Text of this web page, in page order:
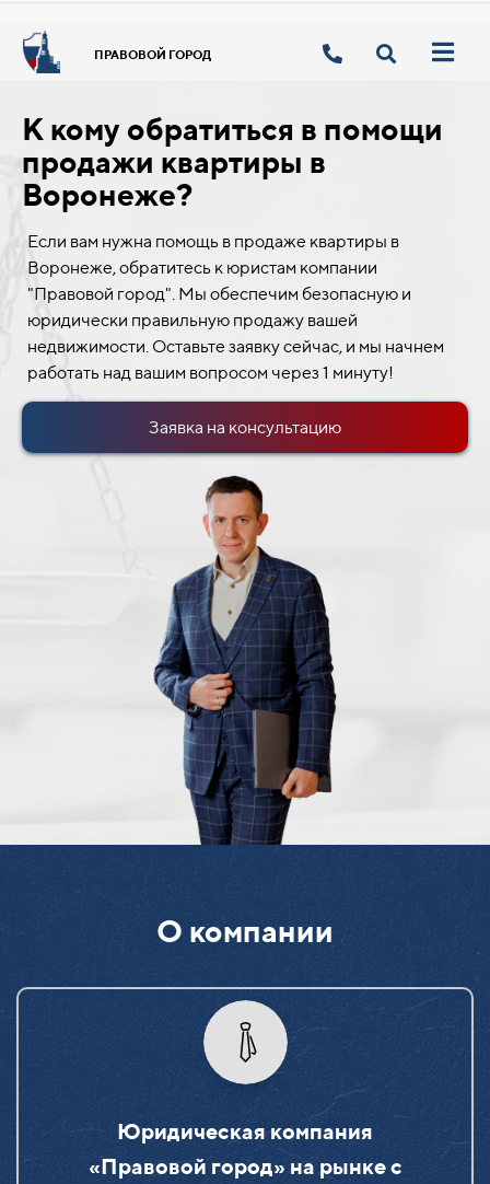
ПРАВОВОЙ ГОРОД
К кому обратиться в помощи
продажи квартиры в
Воронеже?
Если вам нужна помощь в продаже квартиры в
Воронеже, обратитесь к юристам компании
"Правовой город". Мы обеспечим безопасную и
юридически правильную продажу вашей
недвижимости. Оставьте заявку сейчас, и мы начнем
работать над вашим вопросом через 1 минуту!
Заявка на консультацию
О компании
Юридическая компания
«Правовой город» на рынке c